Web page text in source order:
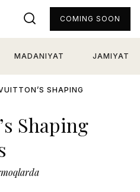
MADANIYAT JAMIYAT
COMING SOON
SHAPING
Shaping